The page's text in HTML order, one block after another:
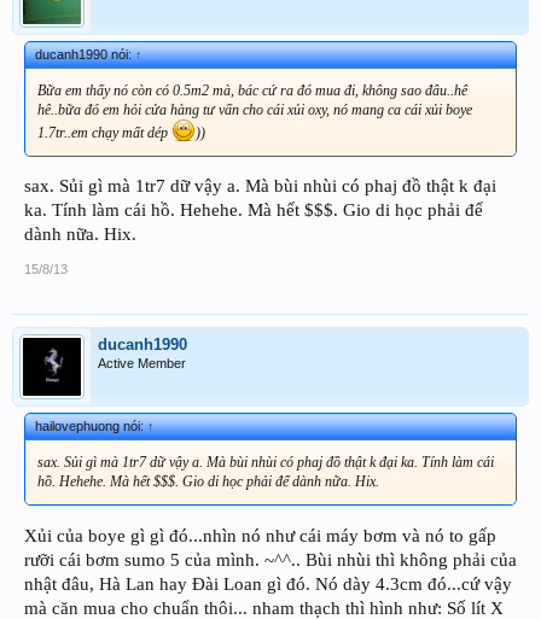
ducanh1990 nói:↑
Bữa em thấy nó còn có 0.5m2 mà, bác cứ ra đó mua đi, không sao đâu..hê
hê..bữa đó em hỏi cửa hàng tư vấn cho cái xủi oxy, nó mang ca cái xủi boye
1.7tr..em chạy mất dép
))
sax. Sủi gì mà 1tr7 dữ vậy a. Mà bùi nhùi có phaj đồ thật k đại
ka. Tính làm cái hồ. Hehehe. Mà hết $$$. Gio di học phải để
dành nữa. Hix.
15/8/13
ducanh1990
Active Member
hailovephuong nói:↑
sax. Sủi gì mà 1tr7 dữ vậy a. Mà bùi nhùi có phaj đồ thật k đại ka. Tính làm cái
hồ. Hehehe. Mà hết $$$. Gio di học phải để dành nữa. Hix.
Xủi của boye gì gì đó...nhìn nó như cái máy bơm và nó to gấp
rưỡi cái bơm sumo 5 của mình. ~^^.. Bùi nhùi thì không phải của
nhật đâu, Hà Lan hay Đài Loan gì đó. Nó dày 4.3cm đó...cứ vậy
mà căn mua cho chuẩn thôi... nham thạch thì hình như: Số lít X